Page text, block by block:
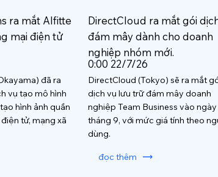
ra mắt AIfitte
mại điện tử
đã ra
vụ tạo mô hình
hình ảnh quần
tử, mạng xã
DirectCloud ra mắt gói
đám mây dành cho doanh
nghiệp nhóm mới.
0:00 22/7/26
DirectCloud (Tokyo) sẽ ra mắt
dịch vụ lưu trữ đám mây doanh
nghiệp Team Business vào ngày
tháng 9, với mức giá tính theo
dùng.
đọc thêm